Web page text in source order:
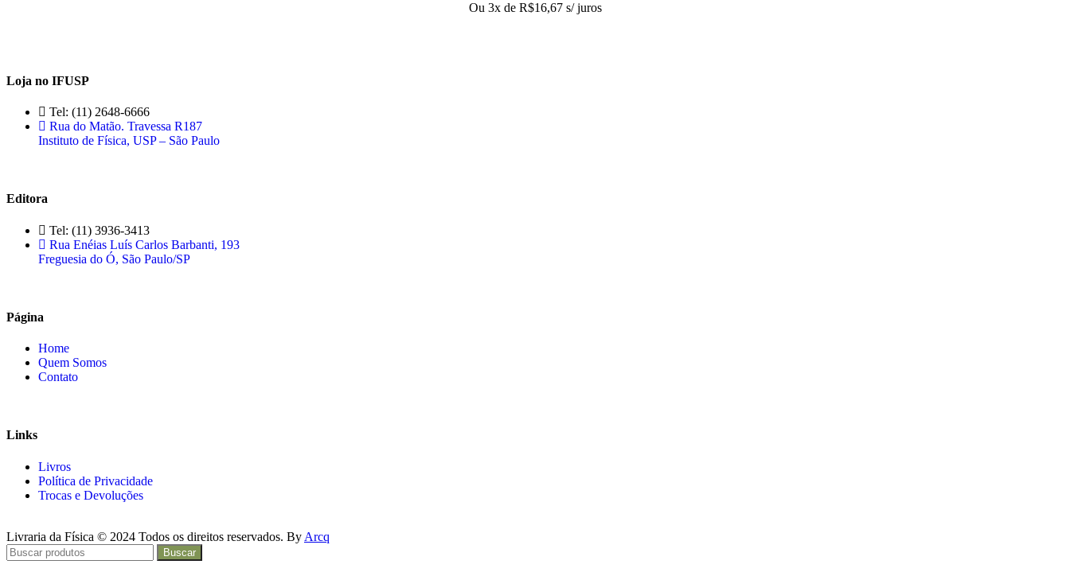
Ou 3x de R$16,67 s/ juros
Loja no IFUSP
Tel: (11) 2648-6666
Rua do Matão. Travessa R187
Instituto de Física, USP – São Paulo
Editora
Tel: (11) 3936-3413
Rua Enéias Luís Carlos Barbanti, 193
Freguesia do Ó, São Paulo/SP
Página
Home
Quem Somos
Contato
Links
Livros
Política de Privacidade
Trocas e Devoluções
Livraria da Física © 2024 Todos os direitos reservados. By Arcq
Buscar